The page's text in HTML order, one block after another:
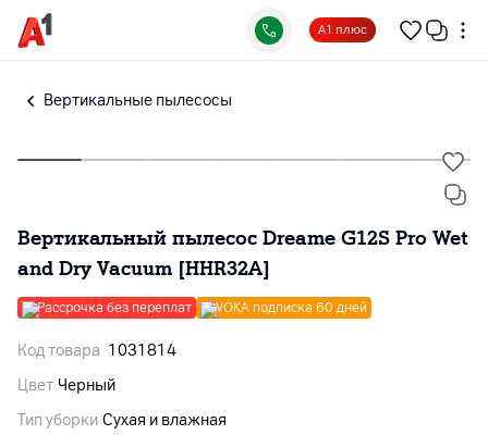
А1 плюс
Вертикальные пылесосы
Вертикальный пылесос Dreame G12S Pro Wet
and Dry Vacuum [HHR32A]
Рассрочка без переплат VOKA подписка 60 дней
Код товара 1031814
Цвет Черный
Тип уборки Сухая и влажная